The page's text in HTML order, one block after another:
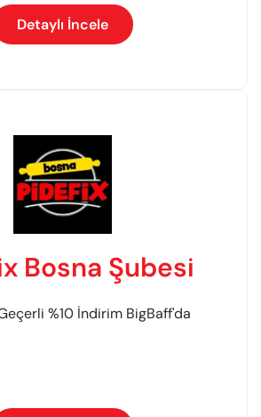
Detaylı İncele
Bosna Şubesi
%10 İndirim BigBaff'da